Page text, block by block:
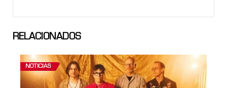
RELACIONADOS
NOTICIAS